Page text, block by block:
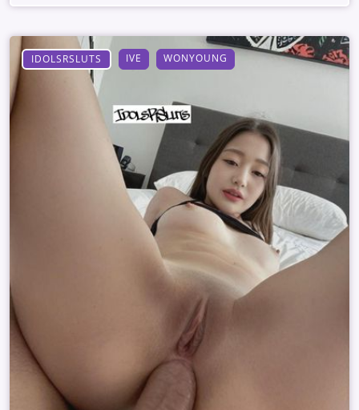
IDOLSRSLUTS IVE WONYOUNG